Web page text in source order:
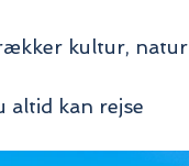
kultur, natur
altid kan rejse